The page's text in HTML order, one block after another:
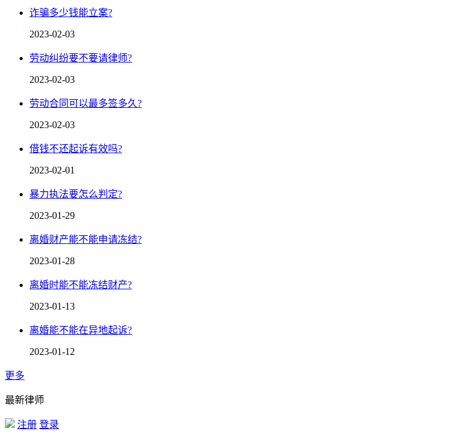
诈骗多少钱能立案?
2023-02-03
劳动纠纷要不要请律师?
2023-02-03
劳动合同可以最多签多久?
2023-02-03
借钱不还起诉有效吗?
2023-02-01
暴力执法要怎么判定?
2023-01-29
离婚财产能不能申请冻结?
2023-01-28
离婚时能不能冻结财产?
2023-01-13
离婚能不能在异地起诉?
2023-01-12
更多
最新律师
注册 登录